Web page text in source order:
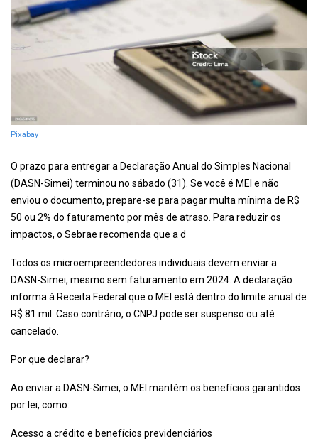
Pixabay
O prazo para entregar a Declaração Anual do Simples Nacional
(DASN-Simei) terminou no sábado (31). Se você é MEI e não
enviou o documento, prepare-se para pagar multa mínima de R$
50 ou 2% do faturamento por mês de atraso. Para reduzir os
impactos, o Sebrae recomenda que a d
Todos os microempreendedores individuais devem enviar a
DASN-Simei, mesmo sem faturamento em 2024. A declaração
informa à Receita Federal que o MEI está dentro do limite anual de
R$ 81 mil. Caso contrário, o CNPJ pode ser suspenso ou até
cancelado.
Por que declarar?
Ao enviar a DASN-Simei, o MEI mantém os benefícios garantidos
por lei, como:
Acesso a crédito e benefícios previdenciários